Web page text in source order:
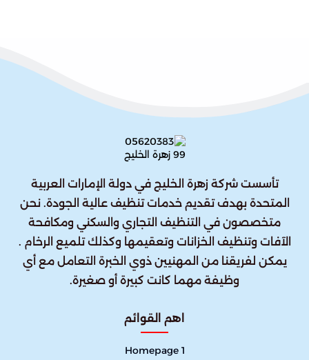
تأسست شركة زهرة الخليج في دولة الإمارات العربية
المتحدة بهدف تقديم خدمات تنظيف عالية الجودة. نحن
متخصصون في التنظيف التجاري والسكني ومكافحة
الآفات وتنظيف الخزانات وتعقيمها وكذلك تلميع الرخام .
يمكن لفريقنا من المهنيين ذوي الخبرة التعامل مع أي
وظيفة مهما كانت كبيرة أو صغيرة.
اهم القوائم
Homepage 1